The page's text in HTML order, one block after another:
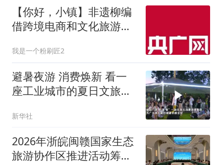
【你好，小镇】非遗柳编
借跨境电商和文化旅游闯
我是一个粉刷匠2
避暑夜游 消费焕新 看一
座工业城市的夏日文旅之
新华社
2026年浙皖闽赣国家生态
旅游协作区推进活动筹备